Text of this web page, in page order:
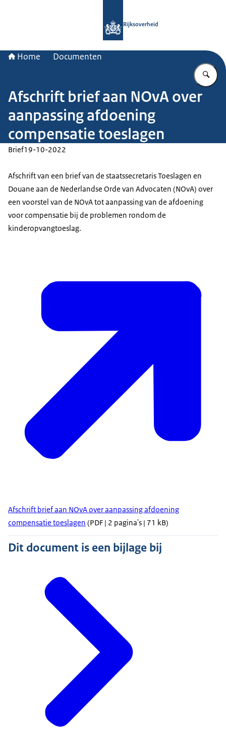
Rijksoverheid
Home Documenten
Afschrift brief aan NOvA over
aanpassing afdoening
compensatie toeslagen
Brief19-10-2022
Afschrift van een brief van de staatssecretaris Toeslagen en
Douane aan de Nederlandse Orde van Advocaten (NOvA) over
een voorstel van de NOvA tot aanpassing van de afdoening
voor compensatie bij de problemen rondom de
kinderopvangtoeslag.
Afschrift brief aan NOvA over aanpassing afdoening
compensatie toeslagen (PDF | 2 pagina's | 71 kB)
Dit document is een bijlage bij